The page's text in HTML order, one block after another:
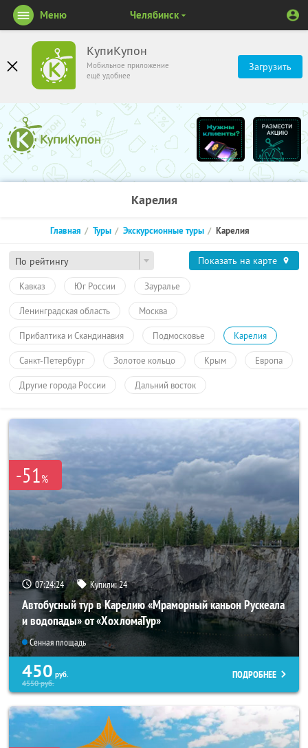
КупиКупон
Мобильное приложение
ещё удобнее
Загрузить
Меню Челябинск
Карелия
По рейтингу
Главная Туры Экскурсионные туры Карелия
Показать на карте
Кавказ Юг России Зауралье
Ленинградская область Москва
Прибалтика и Скандинавия Подмосковье Карелия
Санкт-Петербург Золотое кольцо Крым Европа
Другие города России Дальний восток
-51%
07:24:23 Купили:24
Автобусный тур в Карелию «Мраморный каньон Рускеала
и водопады» от «ХохломаТур»
Сенная площадь
450 руб.
4550руб.
ПОДРОБНЕЕ